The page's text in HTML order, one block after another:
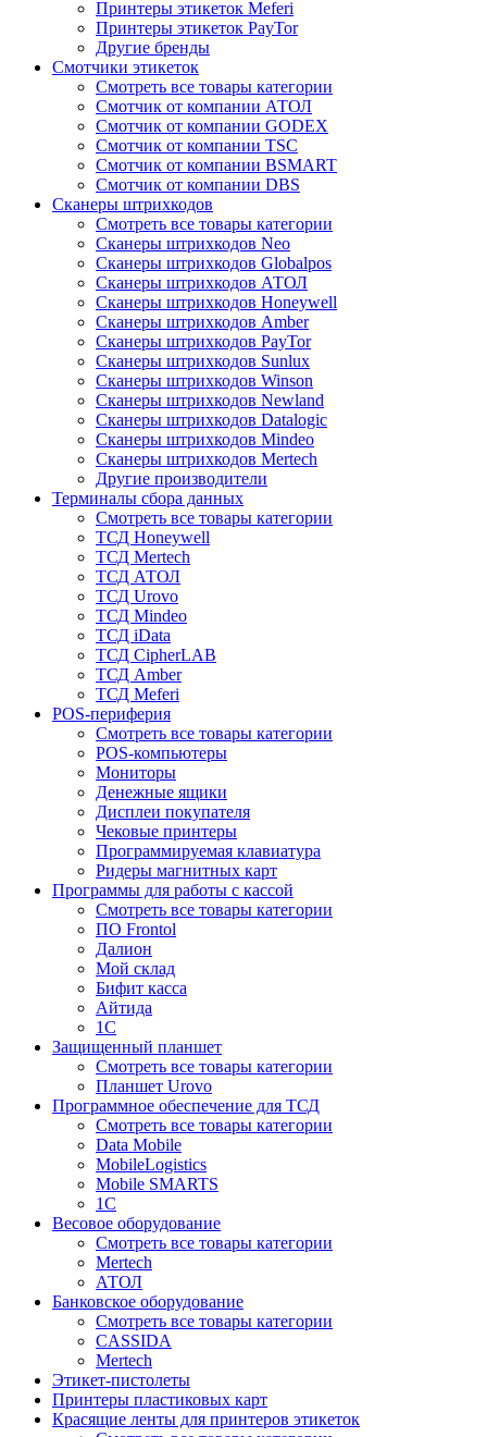
Принтеры этикеток Meferi
Принтеры этикеток PayTor
Другие бренды
Смотчики этикеток
Смотреть все товары категории
Смотчик от компании АТОЛ
Смотчик от компании GODEX
Смотчик от компании TSC
Смотчик от компании BSMART
Смотчик от компании DBS
Сканеры штрихкодов
Смотреть все товары категории
Сканеры штрихкодов Neo
Сканеры штрихкодов Globalpos
Сканеры штрихкодов АТОЛ
Сканеры штрихкодов Honeywell
Сканеры штрихкодов Amber
Сканеры штрихкодов PayTor
Сканеры штрихкодов Sunlux
Сканеры штрихкодов Winson
Сканеры штрихкодов Newland
Сканеры штрихкодов Datalogic
Сканеры штрихкодов Mindeo
Сканеры штрихкодов Mertech
Другие производители
Терминалы сбора данных
Смотреть все товары категории
ТСД Honeywell
ТСД Mertech
ТСД АТОЛ
ТСД Urovo
ТСД Mindeo
ТСД iData
ТСД CipherLAB
ТСД Amber
ТСД Meferi
POS-периферия
Смотреть все товары категории
POS-компьютеры
Мониторы
Денежные ящики
Дисплеи покупателя
Чековые принтеры
Программируемая клавиатура
Ридеры магнитных карт
Программы для работы с кассой
Смотреть все товары категории
ПО Frontol
Далион
Мой склад
Бифит касса
Айтида
1С
Защищенный планшет
Смотреть все товары категории
Планшет Urovo
Программное обеспечение для ТСД
Смотреть все товары категории
Data Mobile
MobileLogistics
Mobile SMARTS
1С
Весовое оборудование
Смотреть все товары категории
Mertech
АТОЛ
Банковское оборудование
Смотреть все товары категории
CASSIDA
Mertech
Этикет-пистолеты
Принтеры пластиковых карт
Красящие ленты для принтеров этикеток